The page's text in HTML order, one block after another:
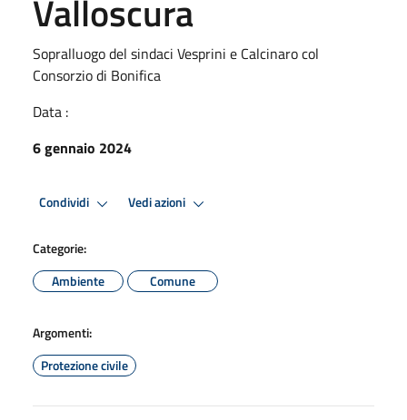
Valloscura
Sopralluogo del sindaci Vesprini e Calcinaro col
Consorzio di Bonifica
Data :
6 gennaio 2024
Condividi Vedi azioni
Categorie:
Ambiente
Comune
Argomenti:
Protezione civile